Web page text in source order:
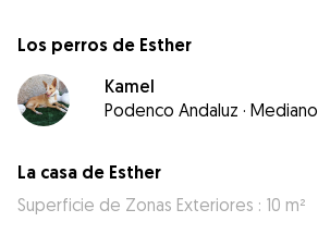
Los perros de Esther
Kamel
Podenco Andaluz · Mediano
La casa de Esther
Superficie de Zonas Exteriores : 10 m²